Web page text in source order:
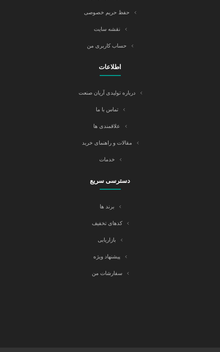
حفظ حریم خصوصی
نقشه سایت
حساب کاربری من
اطلاعات
درباره تولیدی آریان صنعت
تماس با ما
علاقمندی ها
مقالات و راهنمای خرید
خدمات
دسترسی سریع
برند ها
کدهای تخفیف
بازاریابی
پیشنهاد ویژه
سفارشات من